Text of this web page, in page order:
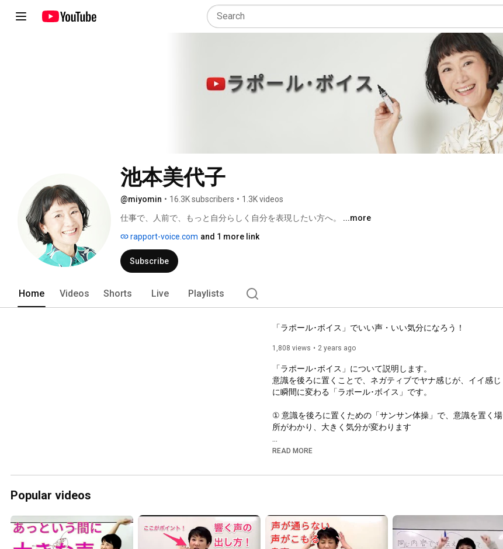
池本美代子
@miyomin • 16.3K subscribers • 1.3K videos
仕事で、人前で、もっと自分らしく自分を表現したい方へ。 ...more
rapport-voice.com and 1 more link
Subscribe
Home Videos Shorts Live Playlists
「ラポール･ボイス」でいい声・いい気分になろう！
1,808 views 2 years ago
「ラポール･ボイス」について説明します。
意識を後ろに置くことで、ネガティブでヤナ感じが、イイ感じ
に瞬間に変わる「ラポール･ボイス」です。
① 意識を後ろに置くための「サンサン体操」で、意識を置く場
所がわかり、大きく気分が変わります
② 口の中の奥で話すことで、自分の中心にいることができます
③ 「１、２、サーン」の掛け声で、自分の後方に意識を移動さ
⑤これで自分と仲良く（ラポールを築く）なって、話すこと、
そして、毎日が楽しくなっていきます
READ MORE
Popular videos